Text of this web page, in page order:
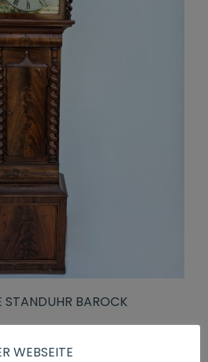
STANDUHR BAROCK
WEBSEITE